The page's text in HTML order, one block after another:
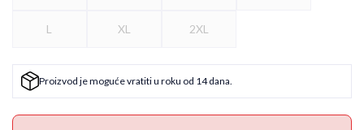
L XL 2XL
Proizvod je moguće vratiti u roku od 14 dana.